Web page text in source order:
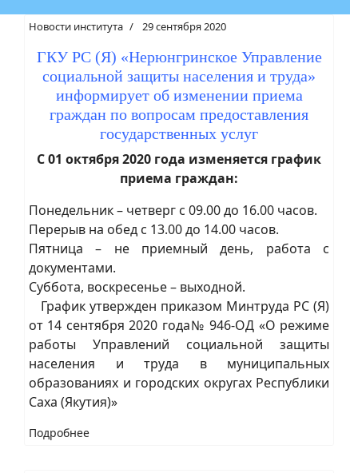
Новости института 29 сентября 2020
ГКУ РС (Я) «Нерюнгринское Управление
социальной защиты населения и труда»
информирует об изменении приема
граждан по вопросам предоставления
государственных услуг
С 01 октября 2020 года изменяется график
приема граждан:
Понедельник – четверг с 09.00 до 16.00 часов.
Перерыв на обед с 13.00 до 14.00 часов.
Пятница – не приемный день, работа с
документами.
Суббота, воскресенье – выходной.
График утвержден приказом Минтруда РС (Я)
от 14 сентября 2020 года№ 946-ОД «О режиме
работы Управлений социальной защиты
населения и труда в муниципальных
образованиях и городских округах Республики
Саха (Якутия)»
Подробнее